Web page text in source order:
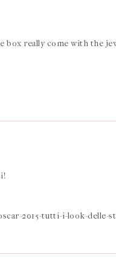
box really come with the
2015-tutti-i-look-delle-